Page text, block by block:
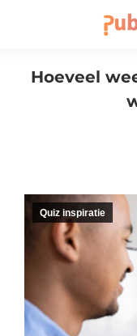
Hoeveel
Quiz inspiratie